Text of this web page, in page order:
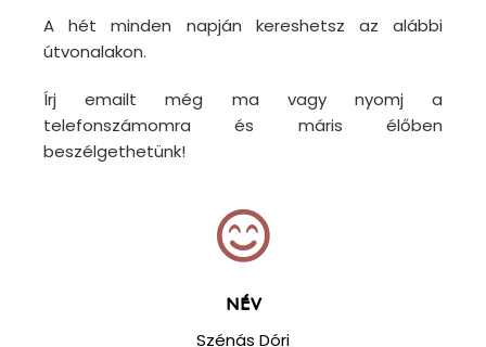
A hét minden napján kereshetsz az alábbi
útvonalakon.
Írj emailt még ma vagy nyomj a
telefonszámomra és máris élőben
beszélgethetünk!
NÉV
Szénás Dóri